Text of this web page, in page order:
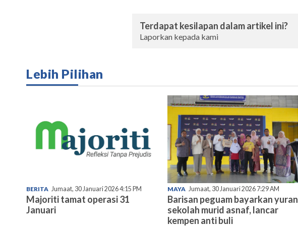
Terdapat kesilapan dalam artikel ini?
Laporkan kepada kami
Lebih Pilihan
BERITA Jumaat, 30 Januari 2026 4:15 PM
Majoriti tamat operasi 31
Januari
MAYA Jumaat, 30 Januari 2026 7:29 AM
Barisan peguam bayarkan yuran
sekolah murid asnaf, lancar
kempen anti buli